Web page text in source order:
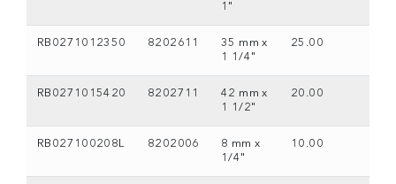
1"
RB0271012350 8202611
35 mm x
1 1/4"
25.00
RB0271015420 8202711
42 mm x
1 1/2"
20.00
RB027100208L 8202006
8 mm x
1/4"
10.00